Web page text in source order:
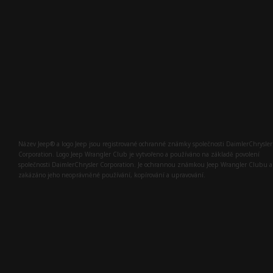
Název Jeep® a logo Jeep jsou registrované ochranné známky společnosti DaimlerChrysler
Corporation. Logo Jeep Wrangler Club je vytvořeno a používáno na základě povolení
společnosti DaimlerChrysler Corporation. Je ochrannou známkou Jeep Wrangler Clubu
zakázáno jeho neoprávněné používání, kopírování a upravování.